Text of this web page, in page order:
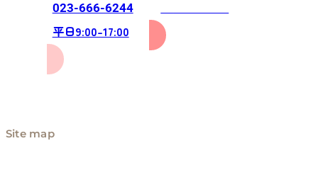
023-666-6244
平日9:00-17:00
Site map